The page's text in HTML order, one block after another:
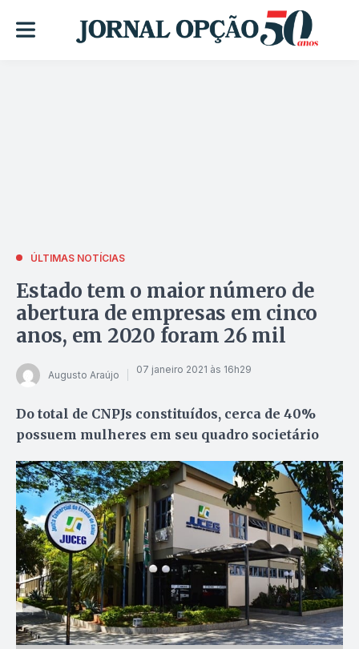
ÚLTIMAS NOTÍCIAS
Estado tem o maior número de
abertura de empresas em cinco
anos, em 2020 foram 26 mil
Augusto Araújo 07 janeiro 2021 às 16h29
Do total de CNPJs constituídos, cerca de 40%
possuem mulheres em seu quadro societário